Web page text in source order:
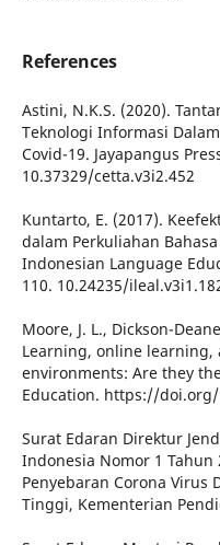
References
Astini, N.K.S. (2020).
Teknologi Informasi
Covid-19. Jayapangus
10.37329/cetta.v3i2.452
Kuntarto, E. (2017).
dalam Perkuliahan
Indonesian Language
110. 10.24235/
Moore, J. L., Dickson-
Learning, online
environments: Are they
Education. https://
Surat Edaran Direktur
Indonesia Nomor 1 Tahun
Penyebaran Corona Virus
Tinggi, Kementerian